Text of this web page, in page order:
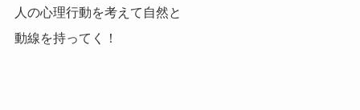
人の心理行動を考えて自然と
動線を持ってく！